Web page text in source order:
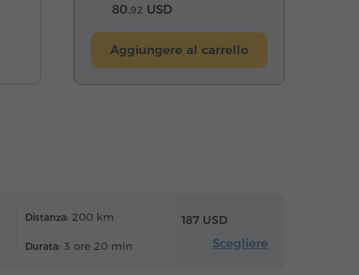
80.92 USD
Aggiungere al carrello
Distanza: 200 km
Durata: 3 ore 20 min
187 USD
Scegliere